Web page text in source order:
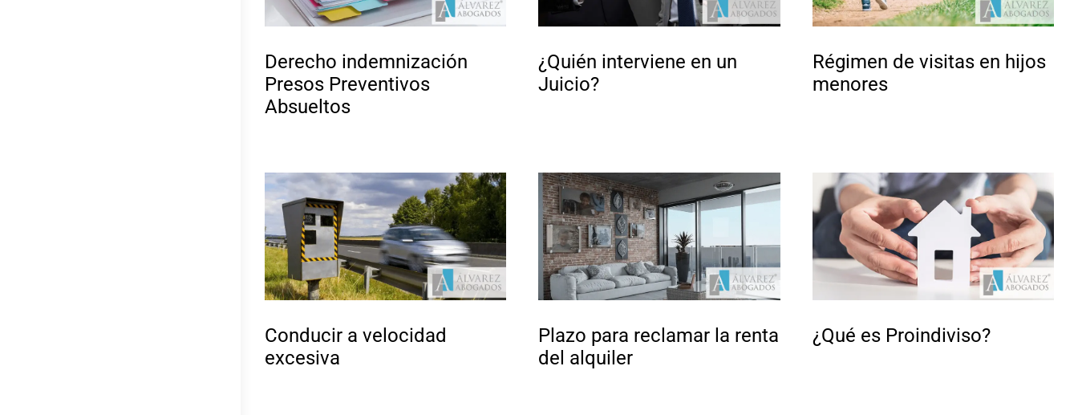
Derecho indemnización
Presos Preventivos
Absueltos
¿Quién interviene en un
Juicio?
Régimen de visitas en hijos
menores
Conducir a velocidad
excesiva
Plazo para reclamar la renta
del alquiler
¿Qué es Proindiviso?